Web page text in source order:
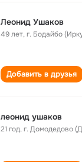
Леонид Ушаков
49 лет,г. Бодайбо
Добавить в друзья
леонид ушаков
21 год,г. Домодедово